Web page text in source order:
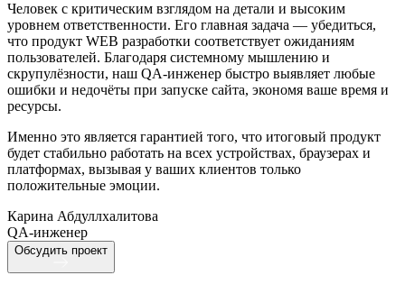
Человек с критическим взглядом на детали и высоким
уровнем ответственности. Его главная задача — убедиться,
что продукт WEB разработки соответствует ожиданиям
пользователей. Благодаря системному мышлению и
скрупулёзности, наш QA-инженер быстро выявляет любые
ошибки и недочёты при запуске сайта, экономя ваше время и
ресурсы.
Именно это является гарантией того, что итоговый продукт
будет стабильно работать на всех устройствах, браузерах и
платформах, вызывая у ваших клиентов только
положительные эмоции.
Карина Абдуллхалитова
QA-инженер
Обсудить проект